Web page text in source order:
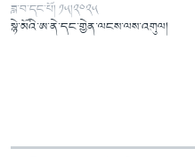
ཟླ་བ་དང་པོ། ༡༥།༢༠༢༥
སྙེ་མོའི་ཨ་ནེ་དང་གྱེན་ལངས་ལས་འགུལ།